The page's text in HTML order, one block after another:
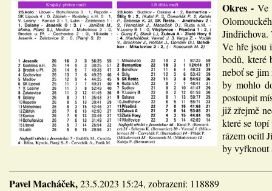
Okres - Ve
Ve hře jsou
bodů, které
neboť se jim
by mohlo
postoupit
již zřejmě
které se
rázem ocitl
by vyřknout
Pavel Macháček,23.5.2023 15:24, zobrazení: 118889